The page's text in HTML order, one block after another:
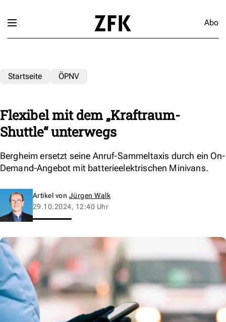
Abo
Startseite ÖPNV
Flexibel mit dem „Kraftraum-
Shuttle“ unterwegs
Bergheim ersetzt seine Anruf-Sammeltaxis durch ein On-
Demand-Angebot mit batterieelektrischen Minivans.
Artikel von Jürgen Walk
29.10.2024, 12:40 Uhr